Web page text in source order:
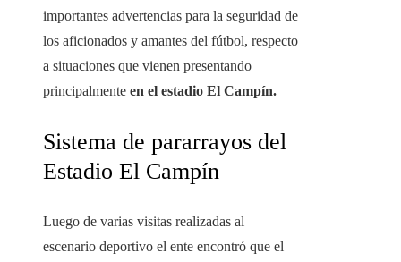
importantes advertencias para la seguridad de
los aficionados y amantes del fútbol, ​​respecto
a situaciones que vienen presentando
principalmente en el estadio El Campín.
Sistema de pararrayos del
Estadio El Campín
Luego de varias visitas realizadas al
escenario deportivo el ente encontró que el